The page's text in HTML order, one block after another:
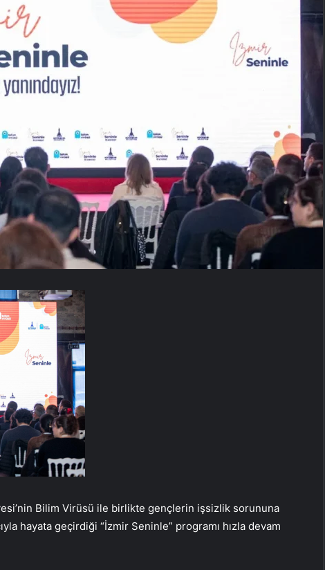
Bilim Virüsü ile birlikte gençlerin işsizlik sorununa
hayata geçirdiği “İzmir Seninle” programı hızla devam